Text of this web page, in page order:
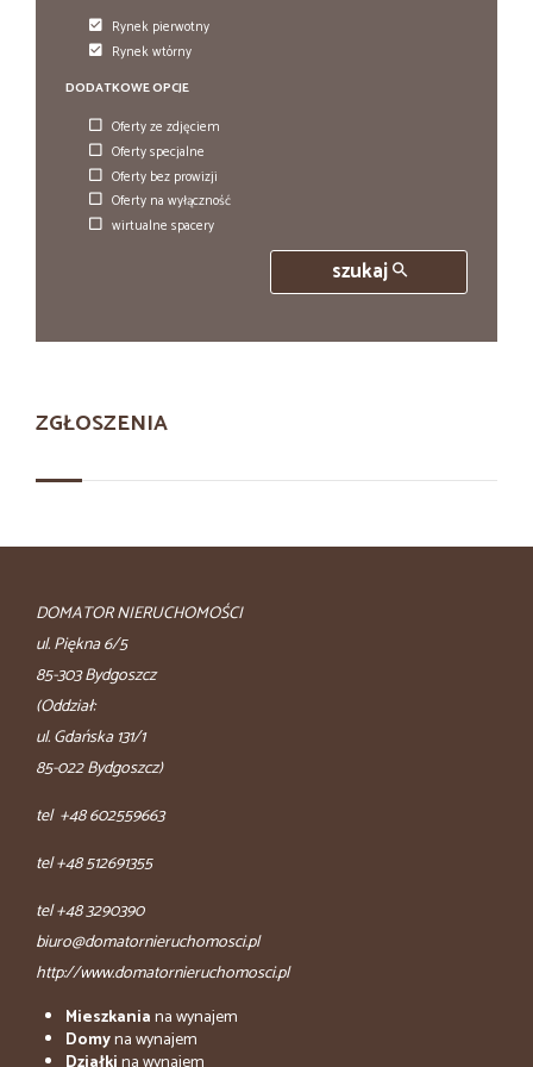
Rynek pierwotny
Rynek wtórny
DODATKOWE OPCJE
Oferty ze zdjęciem
Oferty specjalne
Oferty bez prowizji
Oferty na wyłączność
wirtualne spacery
szukaj
ZGŁOSZENIA
DOMATOR NIERUCHOMOŚCI
ul. Piękna 6/5
85-303 Bydgoszcz
(Oddział:
ul. Gdańska 131/1
85-022 Bydgoszcz)
tel +48 602559663
tel +48 512691355
tel +48 3290390
biuro@domatornieruchomosci.pl
http://www.domatornieruchomosci.pl
Mieszkaniana wynajem
Domyna wynajem